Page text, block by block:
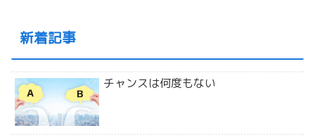
新着記事
チャンスは何度もない